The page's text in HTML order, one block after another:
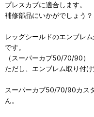
プレスカブに適合します。
補修部品にいかがでしょう？
レッグシールドのエンブレ
です。
（スーパーカブ50/70/90）
ただし、エンブレム取り付け
スーパーカブ50/70/90カス
ん。